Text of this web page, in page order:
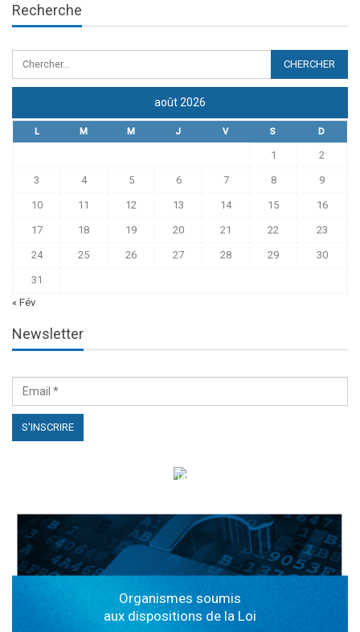
Recherche
août 2026
L M M J V S D
1 2
3 4 5 6 7 8 9
10 11 12 13 14 15 16
17 18 19 20 21 22 23
24 25 26 27 28 29 30
31
« Fév
Newsletter
الهياكل الخاضعة لقانون النفاذ إلى المعلومة
Organismes soumis
aux dispositions de la Loi